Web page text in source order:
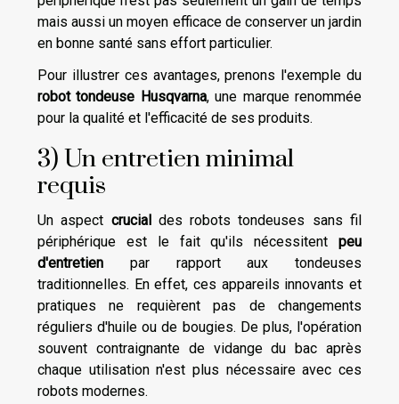
mais aussi un moyen efficace de conserver un jardin
en bonne santé sans effort particulier.
Pour illustrer ces avantages, prenons l'exemple du
robot tondeuse Husqvarna, une marque renommée
pour la qualité et l'efficacité de ses produits.
3) Un entretien minimal
requis
Un aspect crucialdes robots tondeuses sans fil
périphérique est le fait qu'ils nécessitent peu
d'entretien par rapport aux tondeuses
traditionnelles. En effet, ces appareils innovants et
pratiques ne requièrent pas de changements
réguliers d'huile ou de bougies. De plus, l'opération
souvent contraignante de vidange du bac après
chaque utilisation n'est plus nécessaire avec ces
robots modernes.